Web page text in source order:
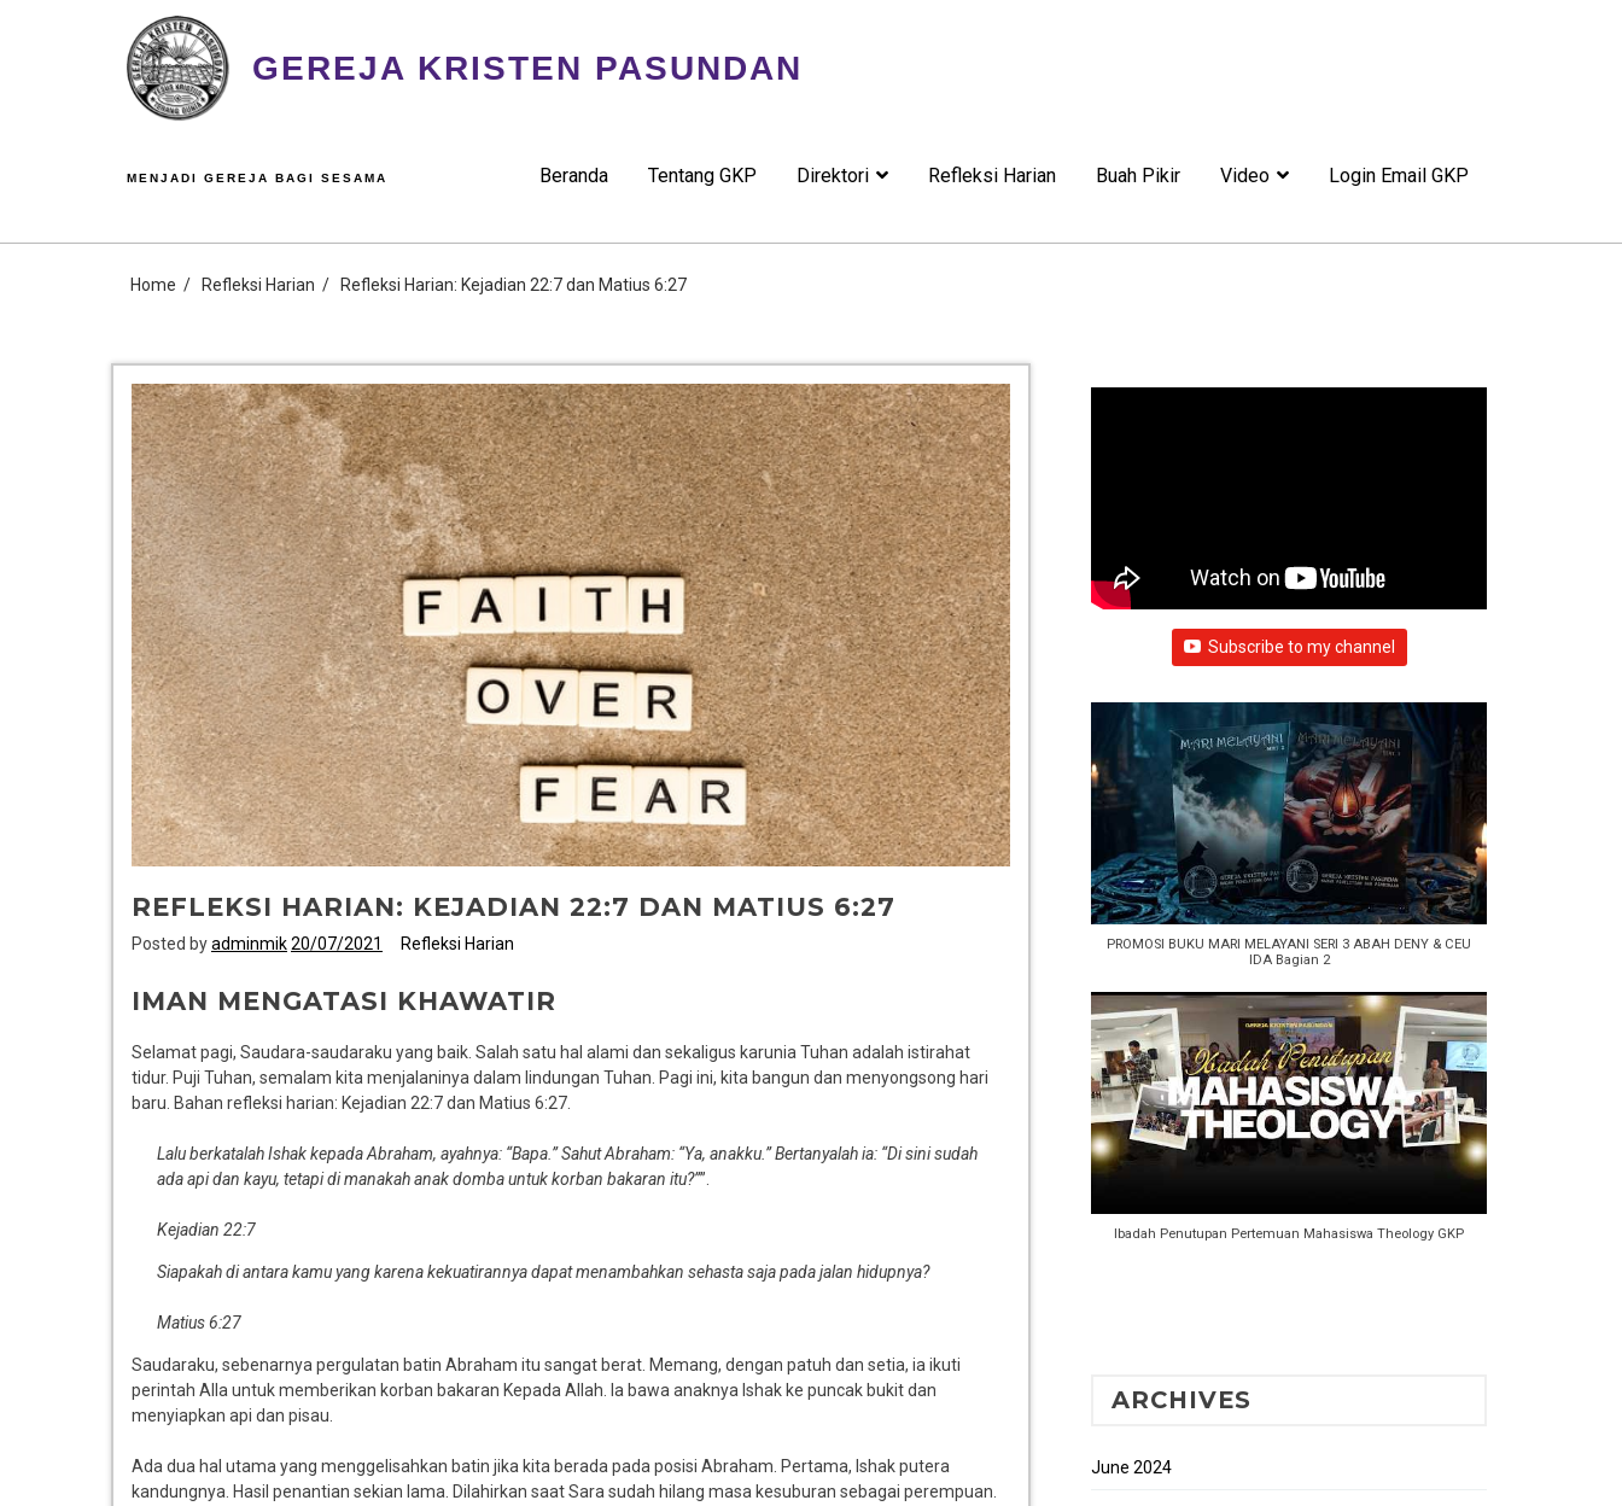
GEREJA KRISTEN PASUNDAN
Beranda Tentang GKP Direktori Refleksi Harian Buah Pikir Video Login Email GKP
MENJADI GEREJA BAGI SESAMA
Home Refleksi Harian Refleksi Harian: Kejadian 22:7 dan Matius 6:27
REFLEKSI HARIAN: KEJADIAN 22:7 DAN MATIUS 6:27
Posted byadminmik20/07/2021 Refleksi Harian
IMAN MENGATASI KHAWATIR
Selamat pagi, Saudara-saudaraku yang baik. Salah satu hal alami dan sekaligus karunia Tuhan adalah istirahat
tidur. Puji Tuhan, semalam kita menjalaninya dalam lindungan Tuhan. Pagi ini, kita bangun dan menyongsong hari
baru. Bahan refleksi harian: Kejadian 22:7 dan Matius 6:27.
Lalu berkatalah Ishak kepada Abraham, ayahnya: “Bapa.” Sahut Abraham: “Ya, anakku.” Bertanyalah ia: “Di sini sudah
ada api dan kayu, tetapi di manakah anak domba untuk korban bakaran itu?””.
Kejadian 22:7
Siapakah di antara kamu yang karena kekuatirannya dapat menambahkan sehasta saja pada jalan hidupnya?
Matius 6:27
Saudaraku, sebenarnya pergulatan batin Abraham itu sangat berat. Memang, dengan patuh dan setia, ia ikuti
perintah Alla untuk memberikan korban bakaran Kepada Allah. Ia bawa anaknya Ishak ke puncak bukit dan
menyiapkan api dan pisau.
Ada dua hal utama yang menggelisahkan batin jika kita berada pada posisi Abraham. Pertama, Ishak putera
kandungnya. Hasil penantian sekian lama. Dilahirkan saat Sara sudah hilang masa kesuburan sebagai perempuan.
Subscribe to my channel
PROMOSI BUKU MARI MELAYANI SERI 3 ABAH DENY & CEU
IDA Bagian 2
Ibadah Penutupan Pertemuan Mahasiswa Theology GKP
ARCHIVES
June 2024